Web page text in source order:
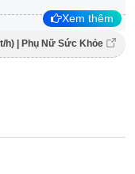
Xem thêm
h) | Phụ Nữ Sức Khỏe